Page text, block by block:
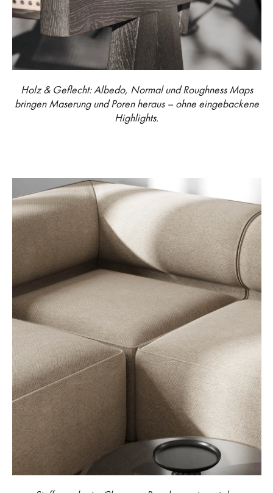
Holz & Geflecht: Albedo, Normal und Roughness Maps
bringen Maserung und Poren heraus – ohne eingebackene
Highlights.